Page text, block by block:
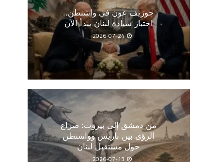
جوزيف عون في واشنطن..
اختبار سيادة لبنان يبدأ الآن
2026-07-24
من دمشق إلى بيروت: صراع
الرؤى بين باريس وواشنطن
حول مستقبل لبنان
2026-07-13